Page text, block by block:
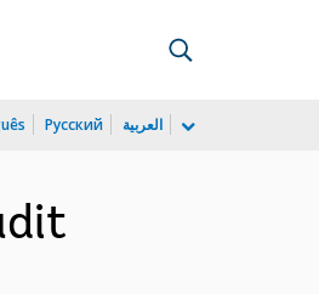
Русский العربية